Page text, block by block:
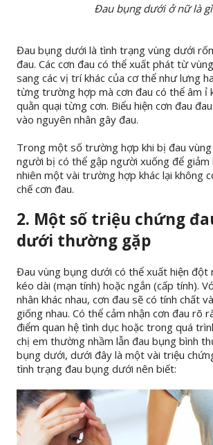
Đau bụng dưới ở nữ là
Đau bụng dưới là tình trạng vùng dưới
đau. Các cơn đau có thể xuất phát từ
sang các vị trí khác của cơ thể như lưng
từng trường hợp mà cơn đau có thể âm ỉ
quằn quại từng cơn. Biểu hiện cơn đau
vào nguyên nhân gây đau.
Trong một số trường hợp khi bị đau
người bị có thể gập người xuống để giảm
nhiên một vài trường hợp khác lại không
chế cơn đau.
2. Một số triệu chứng
dưới thường gặp
Đau vùng bụng dưới có thể xuất hiện đột
kéo dài (mạn tính) hoặc ngắn (cấp tính).
nhân khác nhau, cơn đau sẽ có tính chất
giống nhau. Có thể cảm nhận cơn đau rõ
điểm quan hệ tình dục hoặc trong quá
chị em thường nhầm lẫn đau bụng bình
bụng dưới, dưới đây là một vài triệu
tình trạng đau bụng dưới nên biết: